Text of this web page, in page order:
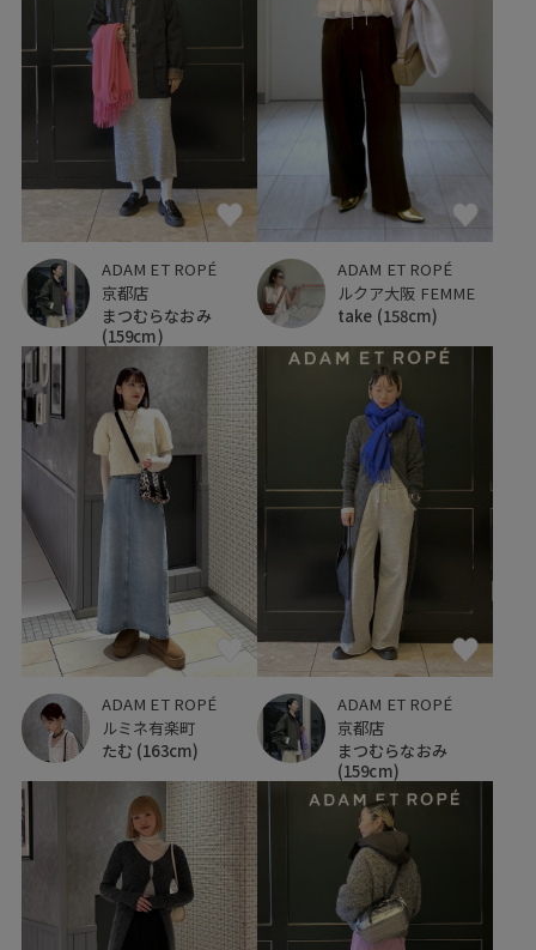
ADAM ET ROPÉ
京都店
まつむらなおみ
(159cm)
ADAM ET ROPÉ
ルクア大阪 FEMME
take (158cm)
ADAM ET ROPÉ
ルミネ有楽町
たむ (163cm)
ADAM ET ROPÉ
京都店
まつむらなおみ
(159cm)